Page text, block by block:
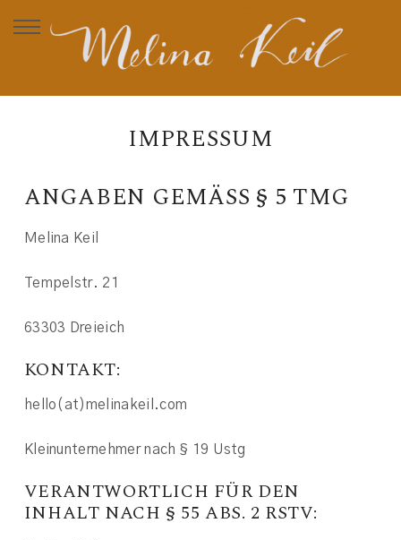
IMPRESSUM
ANGABEN GEMÄSS § 5 TMG
Melina Keil
Tempelstr. 21
63303 Dreieich
KONTAKT:
hello(at)melinakeil.com
Kleinunternehmer nach § 19 Ustg
VERANTWORTLICH FÜR DEN
INHALT NACH § 55 ABS. 2 RSTV: